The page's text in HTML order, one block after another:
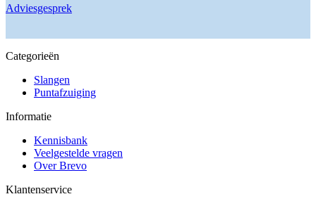
Adviesgesprek
Categorieën
Slangen
Puntafzuiging
Informatie
Kennisbank
Veelgestelde vragen
Over Brevo
Klantenservice